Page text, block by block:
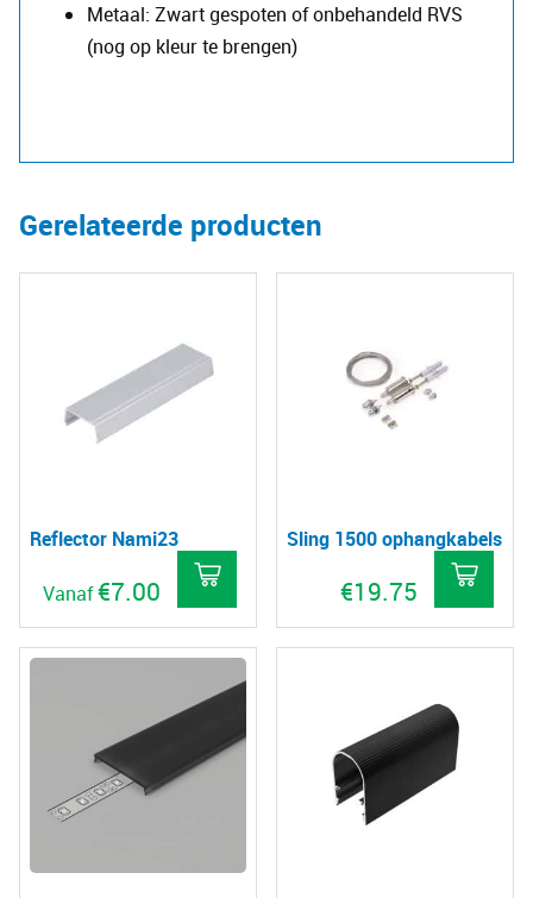
Metaal: Zwart gespoten of onbehandeld RVS
(nog op kleur te brengen)
Gerelateerde producten
Reflector Nami23
Vanaf€7.00
Dit
product
Sling 1500 ophangkabels
€19.75